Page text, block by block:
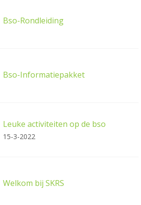
Bso-Rondleiding
Bso-Informatiepakket
Leuke activiteiten op de bso
15-3-2022
Welkom bij SKRS